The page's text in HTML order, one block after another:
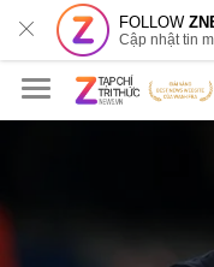
FOLLOW
Cập nhật tin